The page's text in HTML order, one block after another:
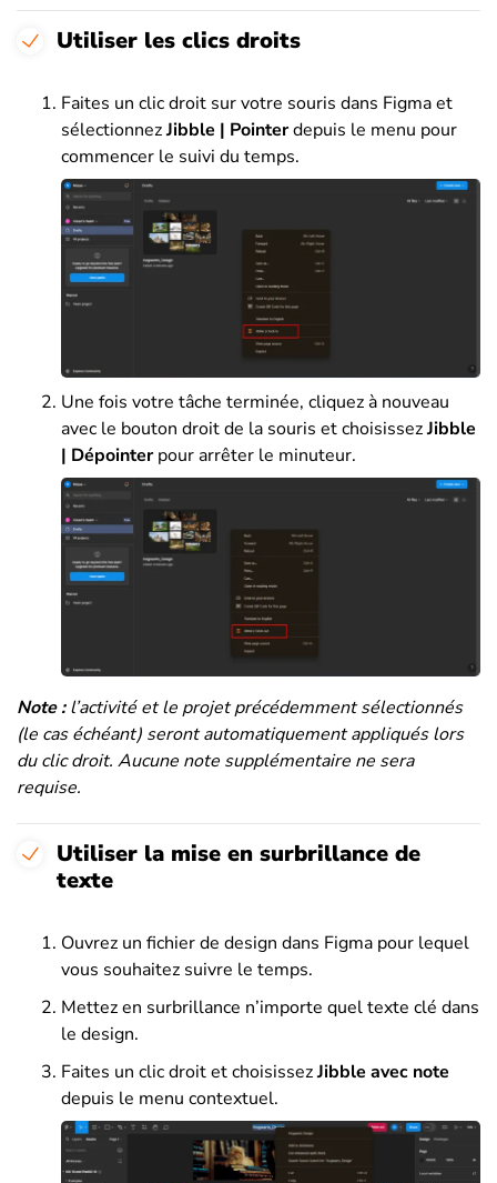
Utiliser les clics droits
Faites un clic droit sur votre souris dans Figma et
sélectionnezJibble | Pointerdepuis le menu pour
commencer le suivi du temps.
Une fois votre tâche terminée, cliquez à nouveau
avec le bouton droit de la souris et choisissezJibble
| Dépointerpour arrêter le minuteur.
Note :l’activité et le projet précédemment sélectionnés
(le cas échéant) seront automatiquement appliqués lors
du clic droit. Aucune note supplémentaire ne sera
requise.
Utiliser la mise en surbrillance de
texte
Ouvrez un fichier de design dans Figma pour lequel
vous souhaitez suivre le temps.
Mettez en surbrillance n’importe quel texte clé dans
le design.
Faites un clic droit et choisissezJibble avec note
depuis le menu contextuel.